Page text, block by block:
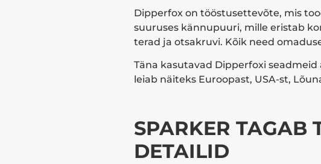
Dipperfox on tööstusettevõte, mis
suuruses kännupuuri, mille eristab
terad ja otsakruvi. Kõik need
Täna kasutavad Dipperfoxi
leiab näiteks Euroopast, USA-st,
SPARKER TAGAB
DETAILID